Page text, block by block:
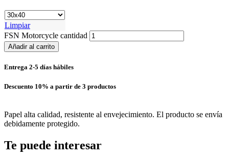
Limpiar
FSN Motorcycle cantidad
Añadir al carrito
Entrega 2-5 días hábiles
Descuento 10% a partir de 3 productos
Papel alta calidad, resistente al envejecimiento. El producto se envía
debidamente protegido.
Te puede interesar